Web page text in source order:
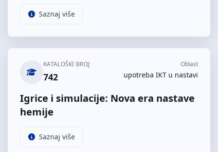
Saznaj više
KATALOŠKI BROJ
742
Oblast
upotreba IKT u nastavi
Igrice i simulacije: Nova era nastave
hemije
Saznaj više